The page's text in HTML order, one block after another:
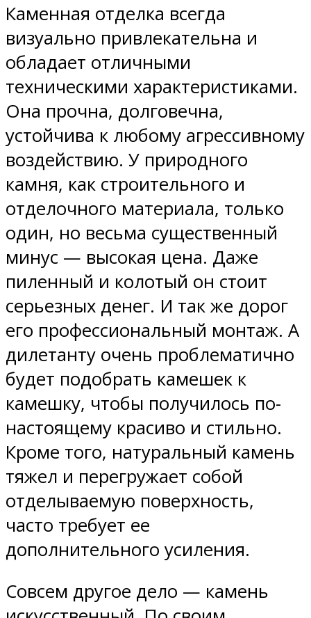
Каменная отделка всегда
визуально привлекательна и
обладает отличными
техническими характеристиками.
Она прочна, долговечна,
устойчива к любому агрессивному
воздействию. У природного
камня, как строительного и
отделочного материала, только
один, но весьма существенный
минус — высокая цена. Даже
пиленный и колотый он стоит
серьезных денег. И так же дорог
его профессиональный монтаж. А
дилетанту очень проблематично
будет подобрать камешек к
камешку, чтобы получилось по-
настоящему красиво и стильно.
Кроме того, натуральный камень
тяжел и перегружает собой
отделываемую поверхность,
часто требует ее
дополнительного усиления.
Совсем другое дело — камень